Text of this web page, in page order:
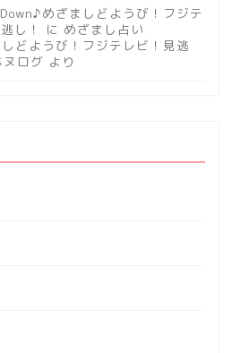
めざましどようび！フジテ
し！
に めざまし占い
どようび！フジテレビ！見逃
ログ より